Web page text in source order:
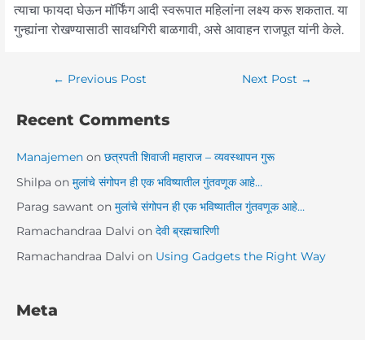
त्याचा फायदा घेऊन मॉर्फिंग आदी स्वरूपात महिलांना लक्ष्य करू शकतात. या
गुन्ह्यांना रोखण्यासाठी सावधगिरी बाळगावी, असे आवाहन राजपूत यांनी केले.
← Previous Post Next Post →
Recent Comments
Manajemenon छत्रपती शिवाजी महाराज – व्यवस्थापन गुरू
Shilpa on मुलांचे संगोपन ही एक भविष्यातील गुंतवणूक आहे…
Parag sawant on मुलांचे संगोपन ही एक भविष्यातील गुंतवणूक आहे…
Ramachandraa Dalvi on देवी ब्रह्मचारिणी
Ramachandraa Dalvi on Using Gadgets the Right Way
Meta